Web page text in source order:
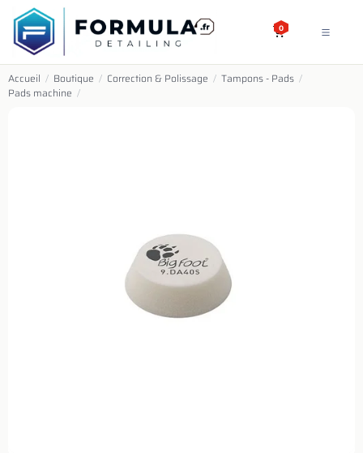
SE RENDRE AU CONTENU
0
Accueil / Boutique / Correction & Polissage / Tampons - Pads /
Pads machine /